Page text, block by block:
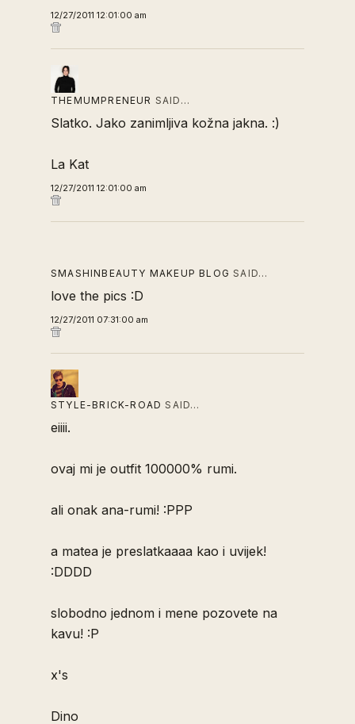
12/27/2011 12:01:00 am
THEMUMPRENEUR SAID…
Slatko. Jako zanimljiva kožna jakna. :)
La Kat
12/27/2011 12:01:00 am
SMASHINBEAUTY MAKEUP BLOG SAID…
love the pics :D
12/27/2011 07:31:00 am
STYLE-BRICK-ROAD SAID…
eiiii.
ovaj mi je outfit 100000% rumi.
ali onak ana-rumi! :PPP
a matea je preslatkaaaa kao i uvijek!
:DDDD
slobodno jednom i mene pozovete na
kavu! :P
x's
Dino